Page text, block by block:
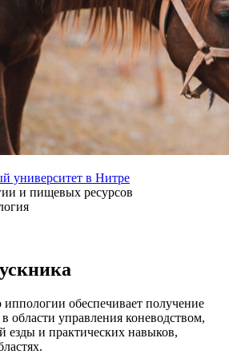
университет в Нитре
и пищевых ресурсов
обеспечивает получение
области управления коневодством,
езды и практических навыков,